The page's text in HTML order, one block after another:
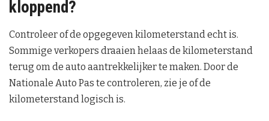
kloppend?
Controleer of de opgegeven kilometerstand echt is.
Sommige verkopers draaien helaas de kilometerstand
terug om de auto aantrekkelijker te maken. Door de
Nationale Auto Pas te controleren, zie je of de
kilometerstand logisch is.